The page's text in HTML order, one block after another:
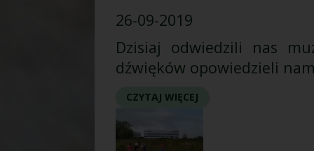
26-09-2019
Dzisiaj odwiedzili nas
dźwięków opowiedzieli
CZYTAJ WIĘCEJ